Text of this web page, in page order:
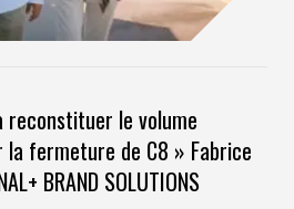
reconstituer le volume
fermeture de C8 » Fabrice
BRAND SOLUTIONS